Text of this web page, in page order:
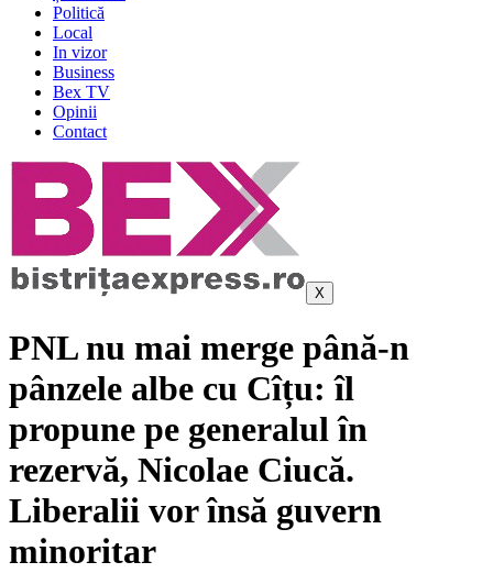
Politică
Local
In vizor
Business
Bex TV
Opinii
Contact
X
PNL nu mai merge până-n
pânzele albe cu Cîțu: îl
propune pe generalul în
rezervă, Nicolae Ciucă.
Liberalii vor însă guvern
minoritar